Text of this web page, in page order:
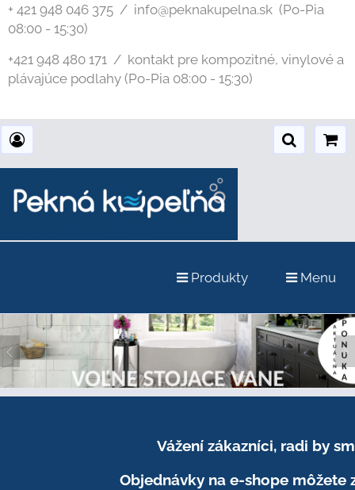
+ 421 948 046 375 / info@peknakupelna.sk (Po-Pia
08:00 - 15:30)
+421 948 480 171 / kontakt pre kompozitné, vinylové a
plávajúce podlahy (Po-Pia 08:00 - 15:30)
Produkty Menu
Vážení zákazníci, radi by
Objednávky na e-shope môžete